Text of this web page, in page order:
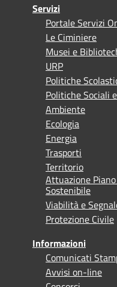
Servizi
Portale Servizi
Le Ciminiere
Musei e
URP
Politiche
Politiche Sociali
Ambiente
Ecologia
Energia
Trasporti
Territorio
Attuazione
Sostenibile
Viabilità e
Protezione Civile
Informazioni
Comunicati
Avvisi on-line